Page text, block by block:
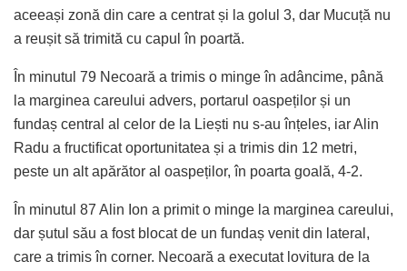
aceeași zonă din care a centrat și la golul 3, dar Mucuță nu
a reușit să trimită cu capul în poartă.
În minutul 79 Necoară a trimis o minge în adâncime, până
la marginea careului advers, portarul oaspeților și un
fundaș central al celor de la Liești nu s-au înțeles, iar Alin
Radu a fructificat oportunitatea și a trimis din 12 metri,
peste un alt apărător al oaspeților, în poarta goală, 4-2.
În minutul 87 Alin Ion a primit o minge la marginea careului,
dar șutul său a fost blocat de un fundaș venit din lateral,
care a trimis în corner. Necoară a executat lovitura de la